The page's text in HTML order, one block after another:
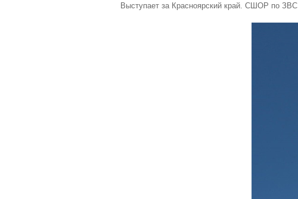
Выступает за Красноярский край. СШОР по